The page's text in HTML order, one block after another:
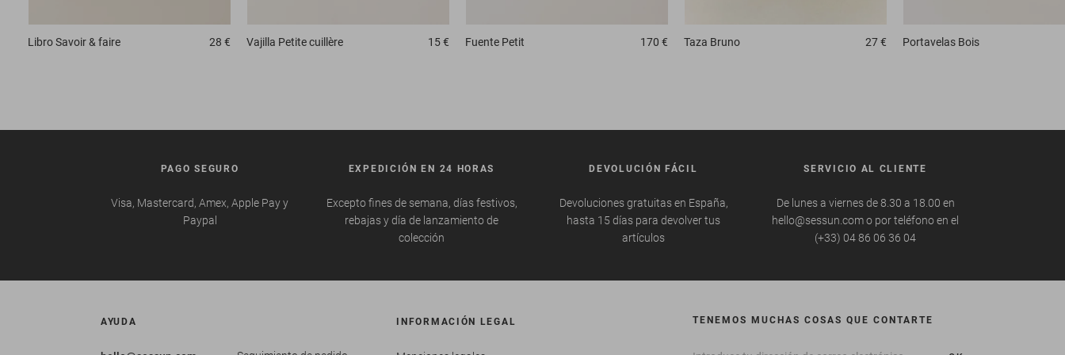
LibroSavoir & faire 28 € Vajilla Petite cuillère 15 € Fuente Petit 170 € Taza Bruno 27 € Portavelas Bois
PAGO SEGURO
Visa, Mastercard, Amex, Apple Pay y
Paypal
EXPEDICIÓN EN 24 HORAS
Excepto fines de semana, días festivos,
rebajas y día de lanzamiento de
colección
DEVOLUCIÓN FÁCIL
Devoluciones gratuitas en España,
hasta 15 días para devolver tus
artículos
SERVICIO AL CLIENTE
De lunes a viernes de 8.30 a 18.00 en
hello@sessun.com o por teléfono en el
(+33) 04 86 06 36 04
AYUDA INFORMACIÓN LEGAL TENEMOS MUCHAS COSAS QUE CONTARTE